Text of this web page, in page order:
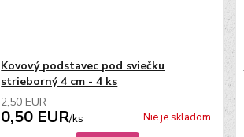
Kovový podstavec pod sviečku
strieborný 4 cm - 4 ks
2,50 EUR
0,50 EUR/ks Nie je skladom